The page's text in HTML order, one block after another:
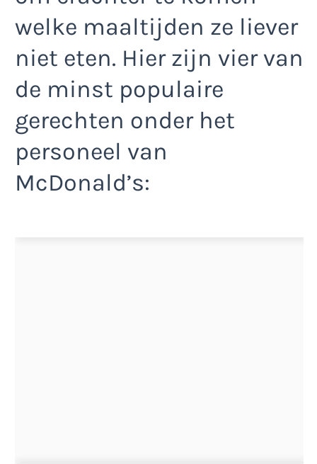
welke maaltijden ze liever
niet eten. Hier zijn vier van
de minst populaire
gerechten onder het
personeel van
McDonald’s: